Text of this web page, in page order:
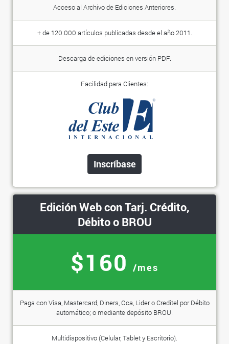
Acceso al Archivo de Ediciones Anteriores.
+ de 120.000 artículos publicadas desde el año 2011.
Descarga de ediciones en versión PDF.
Facilidad para Clientes:
Inscríbase
Edición Web con Tarj. Crédito,
Débito o BROU
$160 /mes
Paga con Visa, Mastercard, Diners, Oca, Lider o Creditel por Débito
automático; o mediante depósito BROU.
Multidispositivo (Celular, Tablet y Escritorio).